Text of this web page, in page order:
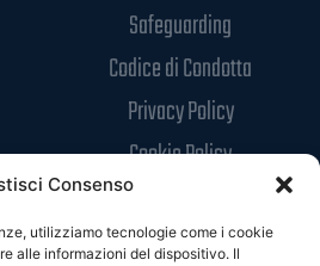
Consenso
utilizziamo tecnologie come i cookie
alle informazioni del dispositivo. Il
Safeguarding
Codice di Condotta
Privacy Policy
Cookie Policy